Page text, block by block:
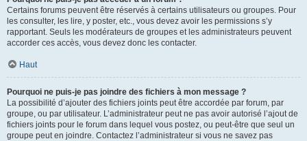
Certains forums peuvent être réservés à certains utilisateurs ou groupes. Pour
les consulter, les lire, y poster, etc., vous devez avoir les permissions s’y
rapportant. Seuls les modérateurs de groupes et les administrateurs peuvent
accorder ces accès, vous devez donc les contacter.
Haut
Pourquoi ne puis-je pas joindre des fichiers à mon message ?
La possibilité d’ajouter des fichiers joints peut être accordée par forum, par
groupe, ou par utilisateur. L’administrateur peut ne pas avoir autorisé l’ajout de
fichiers joints pour le forum dans lequel vous postez, ou peut-être que seul un
groupe peut en joindre. Contactez l’administrateur si vous ne savez pas